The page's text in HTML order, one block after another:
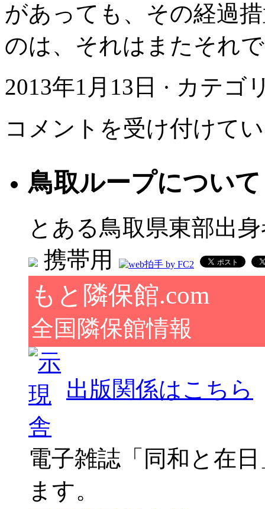
があっても、その経過
のは、それはまたそれ
2013年1月13日 · カテゴ
６
コメントを受け付けて
鳥取ループについて
とある鳥取県東部出
携帯用
もと隣保館.com
全国隣保館情報
出版関係はこちら
電子雑誌「同和と在
ます。